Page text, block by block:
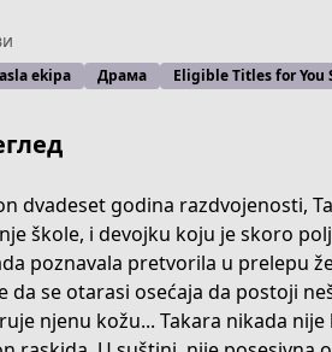
4131-8412-82e3e0588134
ekipa Драма Eligible Titles for You
dvadeset godina razdvojenosti,
škole, i devojku koju je skoro
poznavala pretvorila u prelepu
da se otarasi osećaja da postoji
njenu kožu... Takara nikada